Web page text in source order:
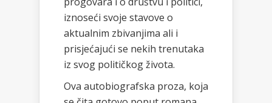
iznoseći svoje stavove o
aktualnim zbivanjima ali i
prisjećajući se nekih trenutaka
iz svog političkog života.
Ova autobiografska proza, koja